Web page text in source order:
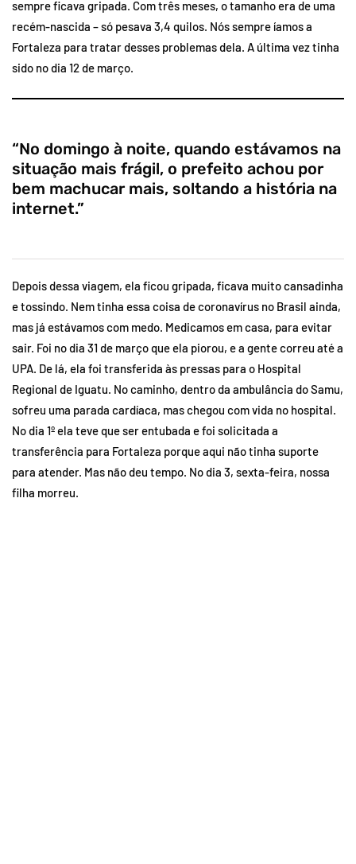
sempre ficava gripada. Com três meses, o tamanho era de uma
recém-nascida – só pesava 3,4 quilos. Nós sempre íamos a
Fortaleza para tratar desses problemas dela. A última vez tinha
sido no dia 12 de março.
“No domingo à noite, quando estávamos na
situação mais frágil, o prefeito achou por
bem machucar mais, soltando a história na
internet.”
Depois dessa viagem, ela ficou gripada, ficava muito cansadinha
e tossindo. Nem tinha essa coisa de coronavírus no Brasil ainda,
mas já estávamos com medo. Medicamos em casa, para evitar
sair. Foi no dia 31 de março que ela piorou, e a gente correu até a
UPA. De lá, ela foi transferida às pressas para o Hospital
Regional de Iguatu. No caminho, dentro da ambulância do Samu,
sofreu uma parada cardíaca, mas chegou com vida no hospital.
No dia 1º ela teve que ser entubada e foi solicitada a
transferência para Fortaleza porque aqui não tinha suporte
para atender. Mas não deu tempo. No dia 3, sexta-feira, nossa
filha morreu.